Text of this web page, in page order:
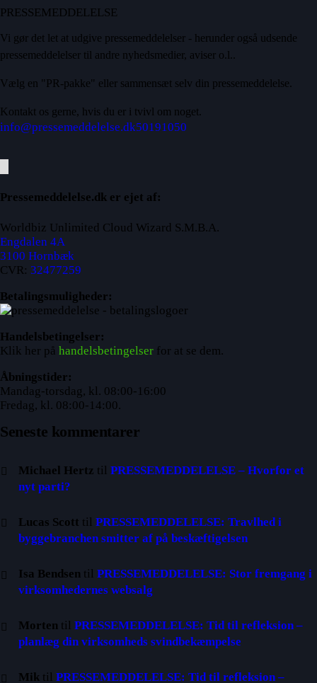
PRESSEMEDDELELSE
Vi gør det let at udgive pressemeddelelser - herunder også udsende
pressemeddelelser til andre nyhedsmedier, aviser o.l..
Vælg en "PR-pakke" eller sammensæt selv din pressemeddelelse.
Kontakt os gerne, hvis du er i tvivl om noget.
info@pressemeddelelse.dk50191050
Pressemeddelelse.dk er ejet af:
Worldbiz Unlimited Cloud Wizard S.M.B.A.
Engdalen 4A
3100 Hornbæk
CVR: 32477259
Betalingsmuligheder:
Handelsbetingelser:
Klik her på handelsbetingelser for at se dem.
Åbningstider:
Mandag-torsdag, kl. 08:00-16:00
Fredag, kl. 08:00-14:00.
Seneste kommentarer
Michael Hertz tilPRESSEMEDDELELSE – Hvorfor et
nyt parti?
Lucas Scott tilPRESSEMEDDELELSE: Travlhed i
byggebranchen smitter af på beskæftigelsen
Isa Bendsen tilPRESSEMEDDELELSE: Stor fremgang i
virksomhedernes websalg
Morten tilPRESSEMEDDELELSE: Tid til refleksion –
planlæg din virksomheds svindbekæmpelse
Mik tilPRESSEMEDDELELSE: Tid til refleksion –